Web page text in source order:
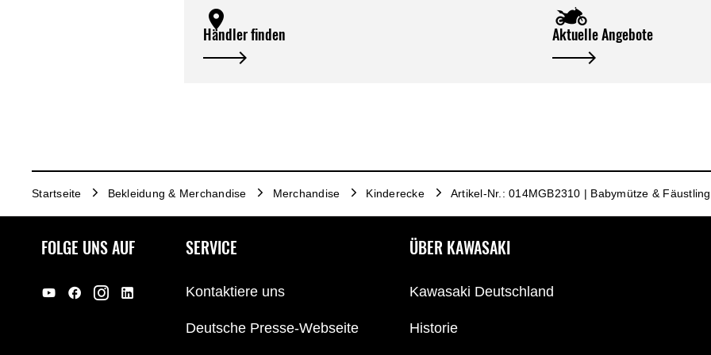
Händler finden Aktuelle Angebote
Startseite Bekleidung & Merchandise Merchandise Kinderecke Artikel-Nr.: 014MGB2310 | Babymütze &
FOLGE UNS AUF SERVICE
Kontaktiere uns
Deutsche Presse-Webseite
ÜBER KAWASAKI
Kawasaki Deutschland
Historie